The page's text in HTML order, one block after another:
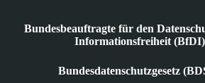
Bundesbeauftragte für den
Informationsfreiheit (BfDI)
Bundesdatenschutzgesetz